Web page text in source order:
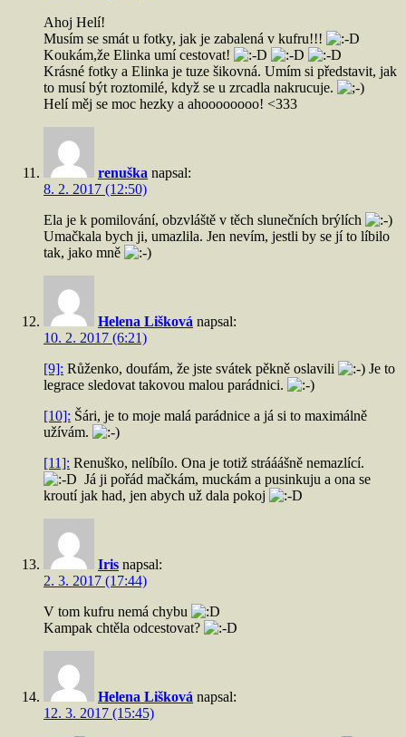
Ahoj Helí!
Musím se smát u fotky, jak je zabalená v kufru!!!
Koukám,že Elinka umí cestovat!
Krásné fotky a Elinka je tuze šikovná. Umím si představit, jak
to musí být roztomilé, když se u zrcadla nakrucuje.
Helí měj se moc hezky a ahoooooooo! <333
renuška napsal:
8. 2. 2017 (12:50)
Ela je k pomilování, obzvláště v těch slunečních brýlích
Umačkala bych ji, umazlila. Jen nevím, jestli by se jí to líbilo
tak, jako mně
Helena Lišková napsal:
10. 2. 2017 (6:21)
[9]: Růženko, doufám, že jste svátek pěkně oslavili
Je to
legrace sledovat takovou malou parádnici.
[10]: Šári, je to moje malá parádnice a já si to maximálně
užívám.
[11]: Renuško, nelíbílo. Ona je totiž strááášně nemazlící.
Já ji pořád mačkám, muckám a pusinkuju a ona se
kroutí jak had, jen abych už dala pokoj
Iris napsal:
2. 3. 2017 (17:44)
V tom kufru nemá chybu
Kampak chtěla odcestovat?
Helena Lišková napsal:
12. 3. 2017 (15:45)